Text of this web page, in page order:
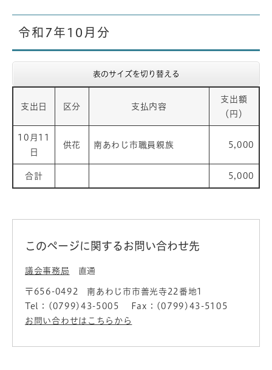
令和7年10月分
表のサイズを切り替える
支出日 区分 支払内容
支出額
（円）
10月11
日
供花 南あわじ市職員親族 5,000
合計 5,000
このページに関するお問い合わせ先
議会事務局 直通
〒656-0492
南あわじ市市善光寺22番地1
Tel：(0799)43-5005
Fax：(0799)43-5105
お問い合わせはこちらから